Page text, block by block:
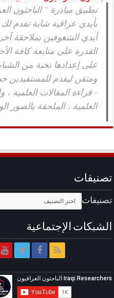
تطبيق مبادرة " الباحثون
بأيدي عراقية شابة تقدم لك
أيدي الشغوفين بملاحقة
القدرة على متابعة كافة
على إعدادها نخبة من
ومتقن ليقدم للمستفيدين
- قراءة المقالات العلمية ،
العلمية ، الملحقة بالصور
تصنيفات
تصنيفات
الشبكات الإجتماعية